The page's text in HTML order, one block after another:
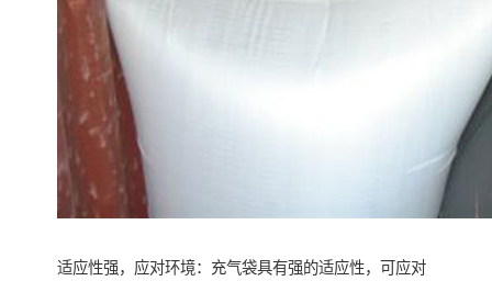
适应性强，应对环境：充气袋具有强的适应性，可应对